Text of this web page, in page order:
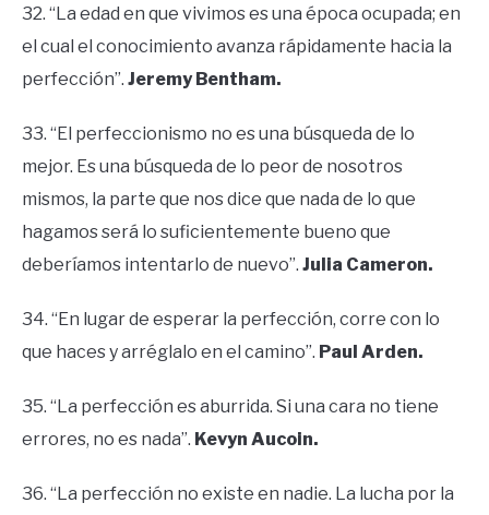
32. “La edad en que vivimos es una época ocupada; en
el cual el conocimiento avanza rápidamente hacia la
perfección”. Jeremy Bentham.
33. “El perfeccionismo no es una búsqueda de lo
mejor. Es una búsqueda de lo peor de nosotros
mismos, la parte que nos dice que nada de lo que
hagamos será lo suficientemente bueno que
deberíamos intentarlo de nuevo”. Julia Cameron.
34. “En lugar de esperar la perfección, corre con lo
que haces y arréglalo en el camino”. Paul Arden.
35. “La perfección es aburrida. Si una cara no tiene
errores, no es nada”. Kevyn Aucoin.
36. “La perfección no existe en nadie. La lucha por la